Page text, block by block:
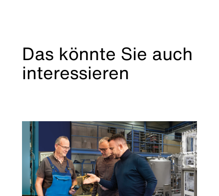
Das könnte Sie auch
interessieren